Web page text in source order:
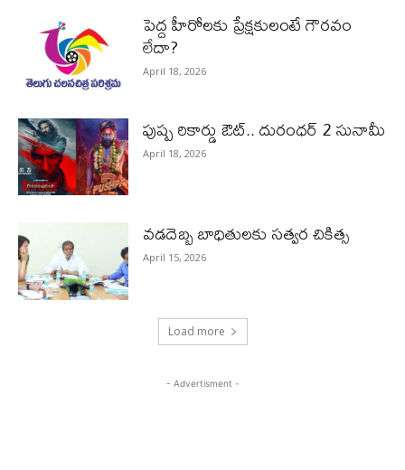
పెద్ద హీరోల‌కు ప్రేక్ష‌కులంటే గౌర‌వం
లేదా?
April 18, 2026
పుష్ప రికార్డు ఔట్‌.. దురంధ‌ర్ 2 సునామీ
April 18, 2026
వడదెబ్బ బాధితులకు సత్వర చికిత్స
April 15, 2026
Load more
- Advertisment -